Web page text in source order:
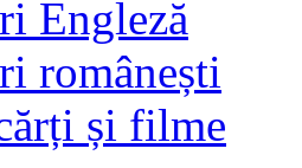
Engleză
românești
și filme